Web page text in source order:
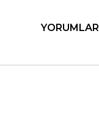
YORUMLAR